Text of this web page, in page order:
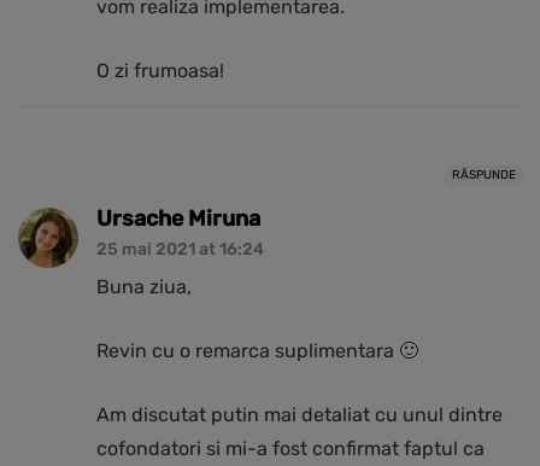
vom realiza implementarea.
O zi frumoasa!
RĂSPUNDE
Ursache Miruna
25 mai 2021 at 16:24
Buna ziua,
Revin cu o remarca suplimentara 🙂
Am discutat putin mai detaliat cu unul dintre
cofondatori si mi-a fost confirmat faptul ca